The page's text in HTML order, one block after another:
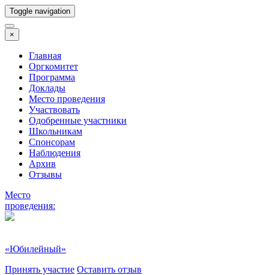
Toggle navigation
×
Главная
Оргкомитет
Программа
Доклады
Место проведения
Участвовать
Одобренные участники
Школьникам
Спонсорам
Наблюдения
Архив
Отзывы
Место
проведения:
«Юбилейный»
Принять участие Оставить отзыв